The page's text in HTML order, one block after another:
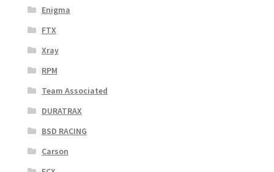
Enigma
FTX
Xray
RPM
Team Associated
DURATRAX
BSD RACING
Carson